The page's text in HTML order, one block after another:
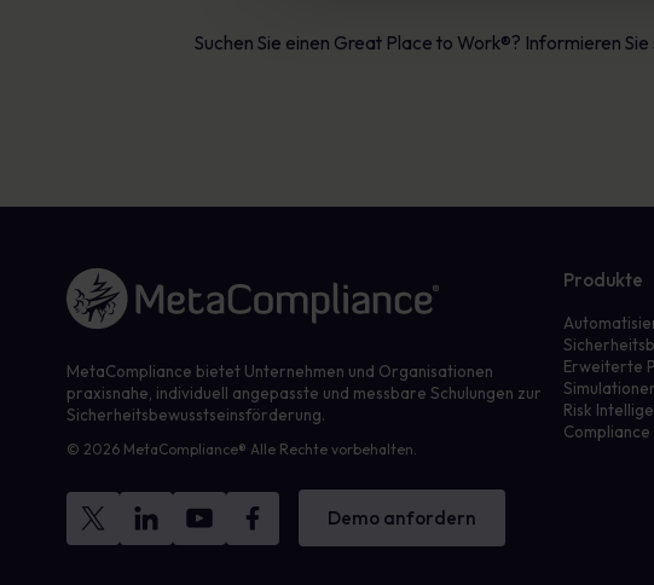
Suchen Sie einen Great Place to Work®? Informieren Sie
Link zur Homepage
MetaCompliance bietet Unternehmen und Organisationen
praxisnahe, individuell angepasste und messbare Schulungen zur
Sicherheitsbewusstseinsförderung.
© 2026 MetaCompliance® Alle Rechte vorbehalten.
Demo anfordern
Produkte
Erweiterte
Risk